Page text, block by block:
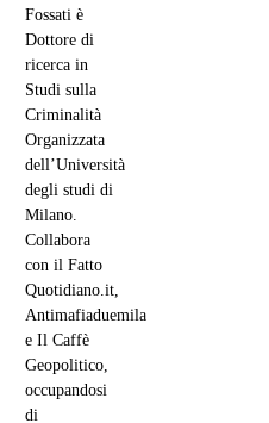
Fossati è
Dottore di
ricerca in
Studi sulla
Criminalità
Organizzata
dell’Università
degli studi di
Milano.
Collabora
con il Fatto
Quotidiano.it,
Antimafiaduemila
e Il Caffè
Geopolitico,
occupandosi
di